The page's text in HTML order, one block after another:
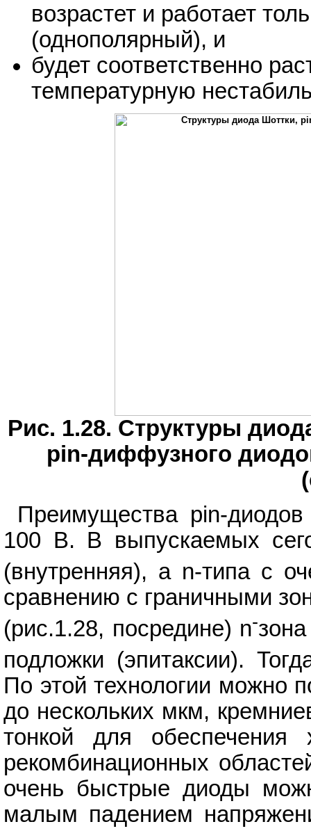
возрастет и работает
(однополярный), и
будет соответственно
температурную
Рис. 1.28. Структуры
pin-диффузного
Преимущества pin-
100 В. В выпускаемых
(внутренняя), а n-типа с
сравнению с граничными
(рис.1.28, посредине) n-
подложки (эпитаксии).
По этой технологии можно
до нескольких мкм,
тонкой для
рекомбинационных
очень быстрые диоды
малым падением